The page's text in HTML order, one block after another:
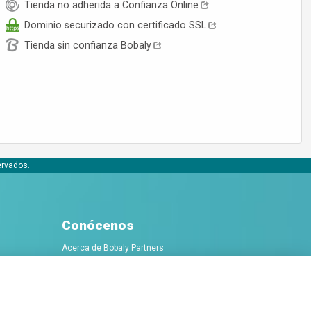
Tienda no adherida a Confianza Online
Dominio securizado con certificado SSL
Tienda sin confianza Bobaly
Conócenos
Acerca de Bobaly Partners